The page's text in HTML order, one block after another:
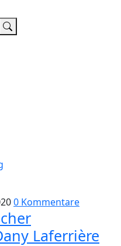
0 Kommentare
Laferrière